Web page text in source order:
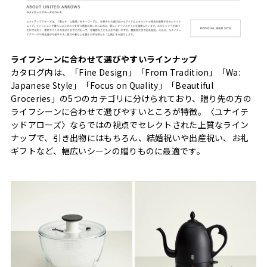
ライフシーンに合わせて選びやすいラインナップ
カタログ内は、「Fine Design」「From Tradition」「Wa:
Japanese Style」「Focus on Quality」「Beautiful
Groceries」の5つのカテゴリに分けられており、贈り先の方の
ライフシーンに合わせて選びやすいところが特徴。〈ユナイテ
ッドアローズ〉ならではの視点でセレクトされた上質なライン
ナップで、引き出物にはもちろん、結婚祝いや出産祝い、お礼
ギフトなど、幅広いシーンの贈りものに最適です。